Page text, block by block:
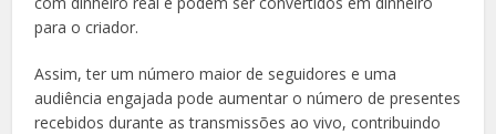
para o criador.
Assim, ter um número maior de seguidores e uma
audiência engajada pode aumentar o número de presentes
recebidos durante as transmissões ao vivo, contribuindo